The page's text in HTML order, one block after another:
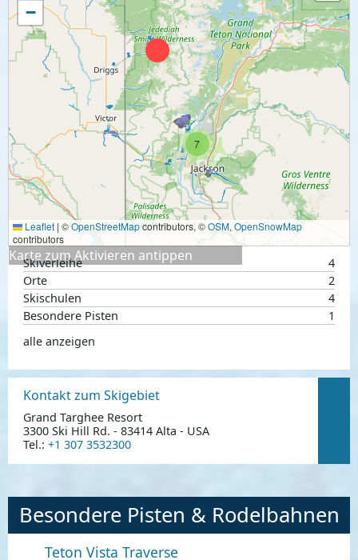
Skiverleihe
4
Orte
2
Skischulen
4
Besondere Pisten
1
alle anzeigen
7
−
Leaflet | ©OpenStreetMapcontributors, ©OSM, OpenSnowMap
contributors
Karte zum Aktivieren antippen
Kontakt zum Skigebiet
Grand Targhee Resort
3300 Ski Hill Rd. - 83414 Alta - USA
Tel.: +1 307 3532300
Besondere Pisten & Rodelbahnen
Teton Vista Traverse